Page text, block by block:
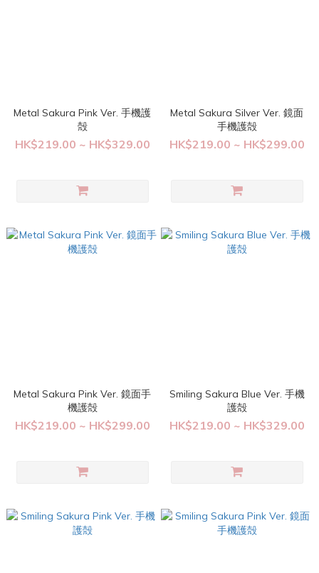
Metal Sakura Pink Ver. 手機護
殻
HK$219.00 ~ HK$329.00
Metal Sakura Silver Ver. 鏡面
手機護殻
HK$219.00 ~ HK$299.00
Metal Sakura Pink Ver. 鏡面手
機護殻
HK$219.00 ~ HK$299.00
Smiling Sakura Blue Ver. 手機
護殻
HK$219.00 ~ HK$329.00